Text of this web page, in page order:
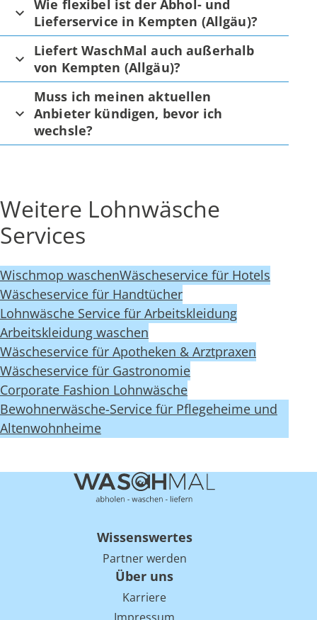
Wie flexibel ist der Abhol- und
Lieferservice in Kempten (Allgäu)?
Liefert WaschMal auch außerhalb
von Kempten (Allgäu)?
Muss ich meinen aktuellen
Anbieter kündigen, bevor ich
wechsle?
Weitere Lohnwäsche
Services
Wischmop waschenWäscheservice für Hotels
Wäscheservice für Handtücher
Lohnwäsche Service für Arbeitskleidung
Arbeitskleidung waschen
Wäscheservice für Apotheken & Arztpraxen
Wäscheservice für Gastronomie
Corporate Fashion Lohnwäsche
Bewohnerwäsche-Service für Pflegeheime und
Altenwohnheime
Wissenswertes
Partner werden
Über uns
Karriere